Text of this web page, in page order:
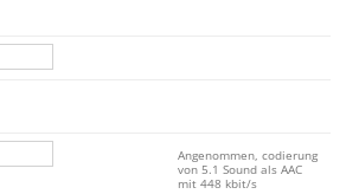
Angenommen, codierung
von 5.1 Sound als AAC
mit 448 kbit/s